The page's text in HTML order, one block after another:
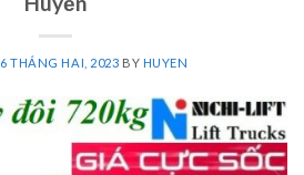
6 THÁNG HAI, 2023 BY HUYEN